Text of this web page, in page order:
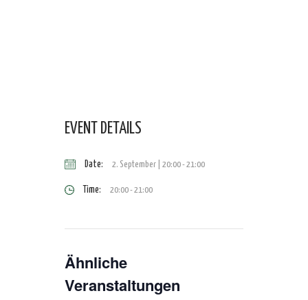
EVENT DETAILS
Date: 2. September | 20:00-21:00
Time: 20:00 - 21:00
Ähnliche
Veranstaltungen